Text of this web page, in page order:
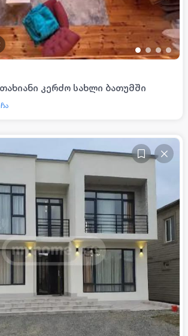
•• ••
კერძო სახლი ბათუმში